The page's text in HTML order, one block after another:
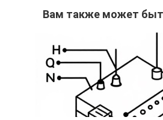
Вам также может